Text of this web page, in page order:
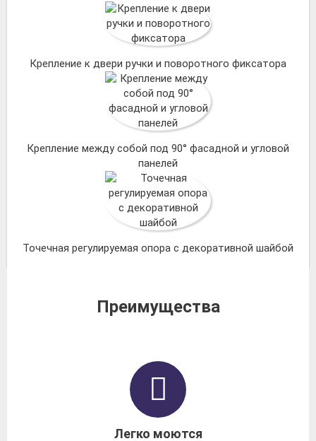
Крепление к двери ручки и поворотного фиксатора
Крепление между собой под 90° фасадной и угловой
панелей
Точечная регулируемая опора с декоративной шайбой
Преимущества
Легко моются